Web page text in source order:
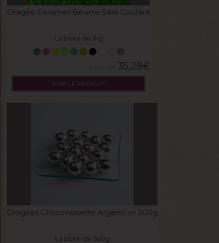
Dragée Caramel-Beurre Salé Coulant
La boite de 1kg
35,28€
VOIR LE PRODUIT
Dragées Choconoisette Argent/ or 500g
La boite de 500g